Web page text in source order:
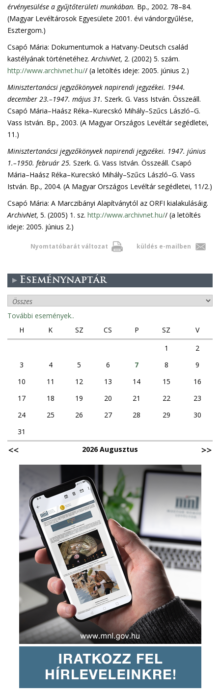
érvényesülése a gyűjtőterületi munkában. Bp., 2002. 78–84.
(Magyar Levéltárosok Egyesülete 2001. évi vándorgyűlése,
Esztergom.)
Csapó Mária: Dokumentumok a Hatvany-Deutsch család
kastélyának történetéhez.ArchivNet, 2. (2002) 5. szám.
http://www.archivnet.hu// (a letöltés ideje: 2005. június 2.)
Minisztertanácsi jegyzőkönyvek napirendi jegyzékei. 1944.
december 23.–1947. május 31. Szerk. G. Vass István. Összeáll.
Csapó Mária–Haász Réka–Kurecskó Mihály–Szűcs László–G.
Vass István. Bp., 2003. (A Magyar Országos Levéltár segédletei,
11.)
Minisztertanácsi jegyzőkönyvek napirendi jegyzékei. 1947. június
1.–1950. február 25. Szerk. G. Vass István. Összeáll. Csapó
Mária–Haász Réka–Kurecskó Mihály–Szűcs László–G. Vass
István. Bp., 2004. (A Magyar Országos Levéltár segédletei, 11/2.)
Csapó Mária: A Marczibányi Alapítványtól az ORFI kialakulásáig.
ArchivNet, 5. (2005) 1. sz. http://www.archivnet.hu// (a letöltés
ideje: 2005. június 2.)
Nyomtatóbarát változat küldés e-mailben
Eseménynaptár
További események..
H
K SZ CS P SZ
V
1
2
3
4 5 6 7 8
9
10
11 12 13 14 15
16
17
18 19 20 21 22
23
24
25 26 27 28 29
30
31
2026 Augusztus